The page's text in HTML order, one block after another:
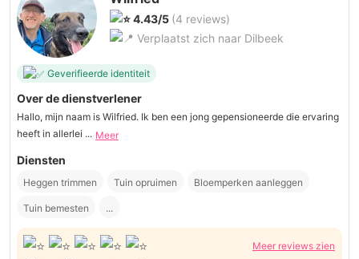
4.43/5 (4 reviews)
Verplaatst zich naar Dilbeek
Geverifieerde identiteit
Over de dienstverlener
Hallo, mijn naam is Wilfried. Ik ben een jong gepensioneerde die ervaring
heeft in allerlei ... Meer
Diensten
Heggen trimmen Tuin opruimen Bloemperken aanleggen
Tuin bemesten ...
Meer reviews zien